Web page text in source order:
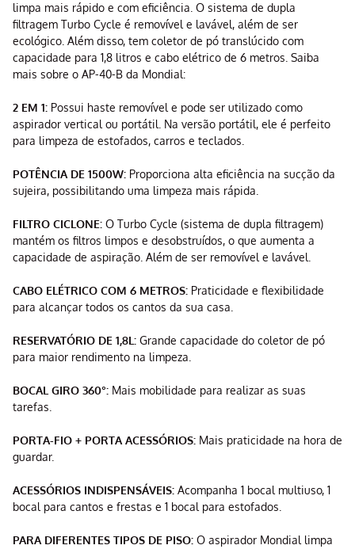
limpa mais rápido e com eficiência. O sistema de dupla
filtragem Turbo Cycle é removível e lavável, além de ser
ecológico. Além disso, tem coletor de pó translúcido com
capacidade para 1,8 litros e cabo elétrico de 6 metros. Saiba
mais sobre o AP-40-B da Mondial:
2 EM 1: Possui haste removível e pode ser utilizado como
aspirador vertical ou portátil. Na versão portátil, ele é perfeito
para limpeza de estofados, carros e teclados.
POTÊNCIA DE 1500W: Proporciona alta eficiência na sucção da
sujeira, possibilitando uma limpeza mais rápida.
FILTRO CICLONE: O Turbo Cycle (sistema de dupla filtragem)
mantém os filtros limpos e desobstruídos, o que aumenta a
capacidade de aspiração. Além de ser removível e lavável.
CABO ELÉTRICO COM 6 METROS: Praticidade e flexibilidade
para alcançar todos os cantos da sua casa.
RESERVATÓRIO DE 1,8L: Grande capacidade do coletor de pó
para maior rendimento na limpeza.
BOCAL GIRO 360°: Mais mobilidade para realizar as suas
tarefas.
PORTA-FIO + PORTA ACESSÓRIOS: Mais praticidade na hora de
guardar.
ACESSÓRIOS INDISPENSÁVEIS: Acompanha 1 bocal multiuso, 1
bocal para cantos e frestas e 1 bocal para estofados.
PARA DIFERENTES TIPOS DE PISO: O aspirador Mondial limpa